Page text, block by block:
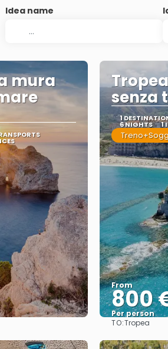
Idea name
mura
senza
1
6 NIGHTS 1
From
800
Per person
TO:Tropea